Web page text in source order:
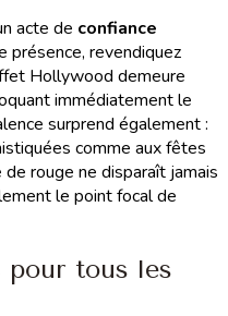
acte de confiance
présence, revendiquez
Hollywood demeure
immédiatement le
surprend également :
comme aux fêtes
rouge ne disparaît jamais
le point focal de
pour tous les